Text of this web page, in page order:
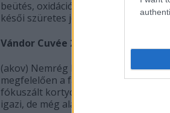
beütés, oxidáció. A savak szélesek,
késői szüretes jegyek, őszibarack,
Vándor Cuvée 2013
(akov) Nemrég kerülhetett palackba
megfelelően a fa és fűszerei
fókuszált kortyot adó sav és
igazi, de még alakulhat.